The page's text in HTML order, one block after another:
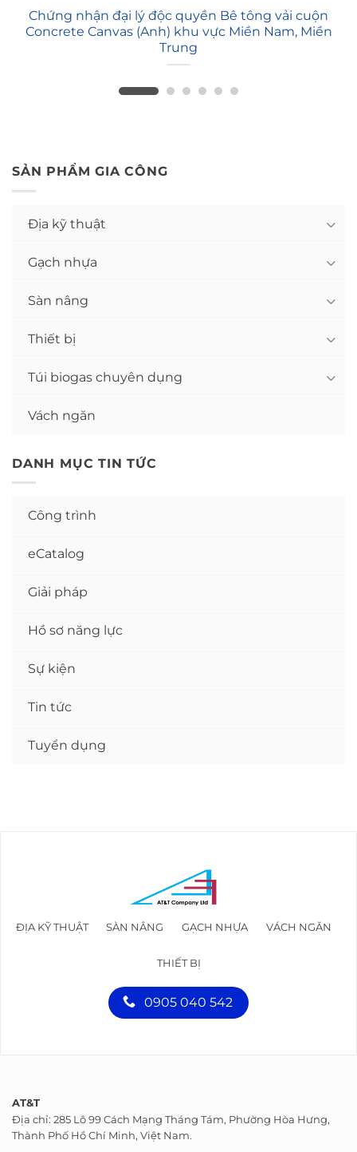
Chứng nhận đại lý độc quyền Bê tông vải cuộn
Concrete Canvas (Anh) khu vực Miền Nam, Miền
Trung
SẢN PHẨM GIA CÔNG
Địa kỹ thuật
Gạch nhựa
Sàn nâng
Thiết bị
Túi biogas chuyên dụng
Vách ngăn
DANH MỤC TIN TỨC
Công trình
eCatalog
Giải pháp
Hồ sơ năng lực
Sự kiện
Tin tức
Tuyển dụng
ĐỊA KỸ THUẬT SÀN NÂNG GẠCH NHỰA VÁCH NGĂN
THIẾT BỊ
0905 040 542
AT&T
Địa chỉ: 285 Lô 99 Cách Mạng Tháng Tám, Phường Hòa Hưng,
Thành Phố Hồ Chí Minh, Việt Nam.